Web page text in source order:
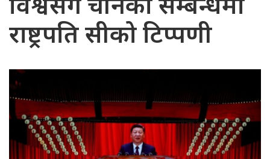
विश्वसँग चीनको सम्बन्धमा
राष्ट्रपति सीको टिप्पणी